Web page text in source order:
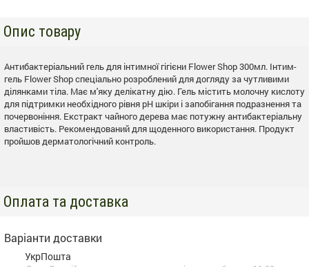
Опис товару
Антибактеріальний гель для інтимної гігієни Flower Shop 300мл. Інтим-
гель Flower Shop спеціально розроблений для догляду за чутливими
ділянками тіла. Має м'яку делікатну дію. Гель містить молочну кислоту
для підтримки необхідного рівня рН шкіри і запобігання подразнення та
почервоніння. Екстракт чайного дерева має потужну антибактеріальну
властивість. Рекомендований для щоденного використання. Продукт
пройшов дерматологічний контроль.
Оплата та доставка
Варіанти доставки
УкрПошта